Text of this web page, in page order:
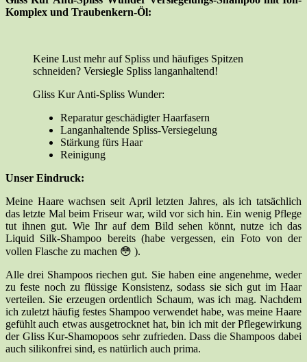
Komplex und Traubenkern-Öl:
Keine Lust mehr auf Spliss und häufiges Spitzen
schneiden? Versiegle Spliss langanhaltend!
Gliss Kur Anti-Spliss Wunder:
Reparatur geschädigter Haarfasern
Langanhaltende Spliss-Versiegelung
Stärkung fürs Haar
Reinigung
Unser Eindruck:
Meine Haare wachsen seit April letzten Jahres, als ich tatsächlich
das letzte Mal beim Friseur war, wild vor sich hin. Ein wenig Pflege
tut ihnen gut. Wie Ihr auf dem Bild sehen könnt, nutze ich das
Liquid Silk-Shampoo bereits (habe vergessen, ein Foto von der
vollen Flasche zu machen 😳 ).
Alle drei Shampoos riechen gut. Sie haben eine angenehme, weder
zu feste noch zu flüssige Konsistenz, sodass sie sich gut im Haar
verteilen. Sie erzeugen ordentlich Schaum, was ich mag. Nachdem
ich zuletzt häufig festes Shampoo verwendet habe, was meine Haare
gefühlt auch etwas ausgetrocknet hat, bin ich mit der Pflegewirkung
der Gliss Kur-Shamopoos sehr zufrieden. Dass die Shampoos dabei
auch silikonfrei sind, es natürlich auch prima.